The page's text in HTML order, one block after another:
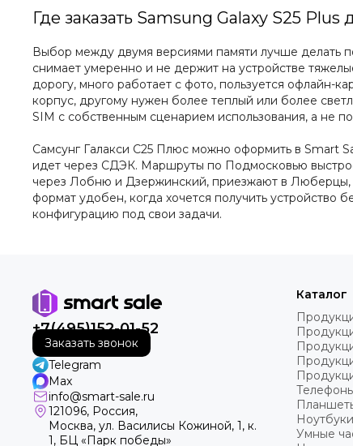
Где заказать Samsung Galaxy S25
Выбор между двумя версиями памяти лучше делать
снимает умеренно и не держит на устройстве
дорогу, много работает с фото, пользуется
корпус, другому нужен более теплый или более
SIM с собственным сценарием использования, а не
Самсунг Галакси С25 Плюс можно оформить в Smart
идет через СДЭК. Маршруты по Подмосковью
через Лобню и Дзержинский, приезжают в Люберцы,
формат удобен, когда хочется получить
конфигурацию под свои задачи.
+7(495)152-01-52
Заказать звонок
Telegram
Max
info@smart-sale.ru
121096, Россия,
Москва, ул. Василисы Кожиной, 1, к.
1, БЦ «Парк победы»
Каталог
Умные